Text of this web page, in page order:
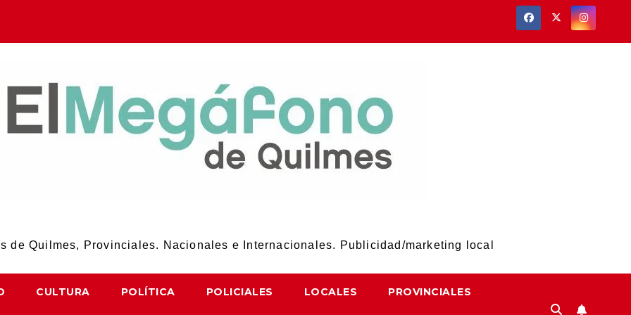
de Quilmes, Provinciales. Nacionales e Internacionales. Publicidad/marketing local
CULTURA POLÍTICA POLICIALES LOCALES PROVINCIALES